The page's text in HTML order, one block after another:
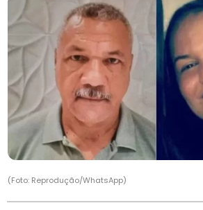
(Foto: Reprodução/WhatsApp)